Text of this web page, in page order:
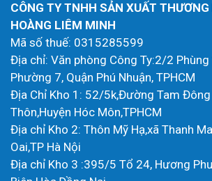
CÔNG TY TNHH SẢN XUẤT
HOÀNG LIÊM MINH
Mã số thuế: 0315285599
Địa chỉ: Văn phòng Công Ty:2/2 Phùng
Phường 7, Quận Phú Nhuận, TPHCM
Địa Chỉ Kho 1: 52/5k,Đường Tam Đông
Thôn,Huyện Hóc Môn,TPHCM
Địa chỉ Kho 2: Thôn Mỹ Hạ,xã Thanh
Oai,TP Hà Nội
Địa chỉ Kho 3 :395/5 Tổ 24, Hương